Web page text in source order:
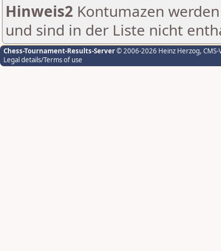
Hinweis2 Kontumazen
und sind in der Liste nicht
Chess-Tournament-Results-Server© 2006-2026 Heinz Herzog,
Legal details/Terms of use